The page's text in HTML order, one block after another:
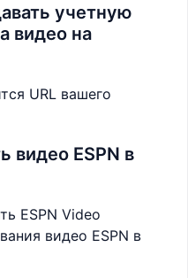
учетную
видео на
URL вашего
видео ESPN в
ESPN Video
видео ESPN в